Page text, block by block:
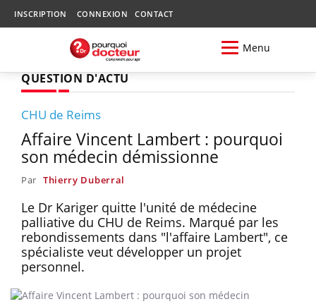
INSCRIPTION CONNEXION CONTACT
Menu
QUESTION D'ACTU
CHU de Reims
Affaire Vincent Lambert : pourquoi
son médecin démissionne
Par Thierry Duberral
Le Dr Kariger quitte l'unité de médecine
palliative du CHU de Reims. Marqué par les
rebondissements dans "l'affaire Lambert", ce
spécialiste veut développer un projet
personnel.